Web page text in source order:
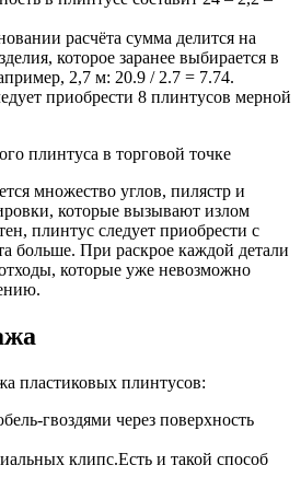
расчёта сумма делится на
которое заранее выбирается в
2,7 м: 20.9 / 2.7 = 7.74.
приобрести 8 плинтусов мерной
плинтуса в торговой точке
множество углов, пилястр и
которые вызывают излом
плинтус следует приобрести с
больше. При раскрое каждой детали
которые уже невозможно
пластиковых плинтусов:
гвоздями через поверхность
клипс.Есть и такой способ